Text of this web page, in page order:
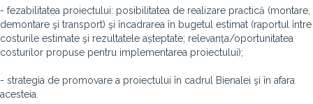
- fezabilitatea proiectului: posibilitatea de realizare practică (montare,
demontare şi transport) şi încadrarea în bugetul estimat (raportul între
costurile estimate şi rezultatele așteptate; relevanța/oportunitatea
costurilor propuse pentru implementarea proiectului);
- strategia de promovare a proiectului în cadrul Bienalei şi în afara
acesteia.